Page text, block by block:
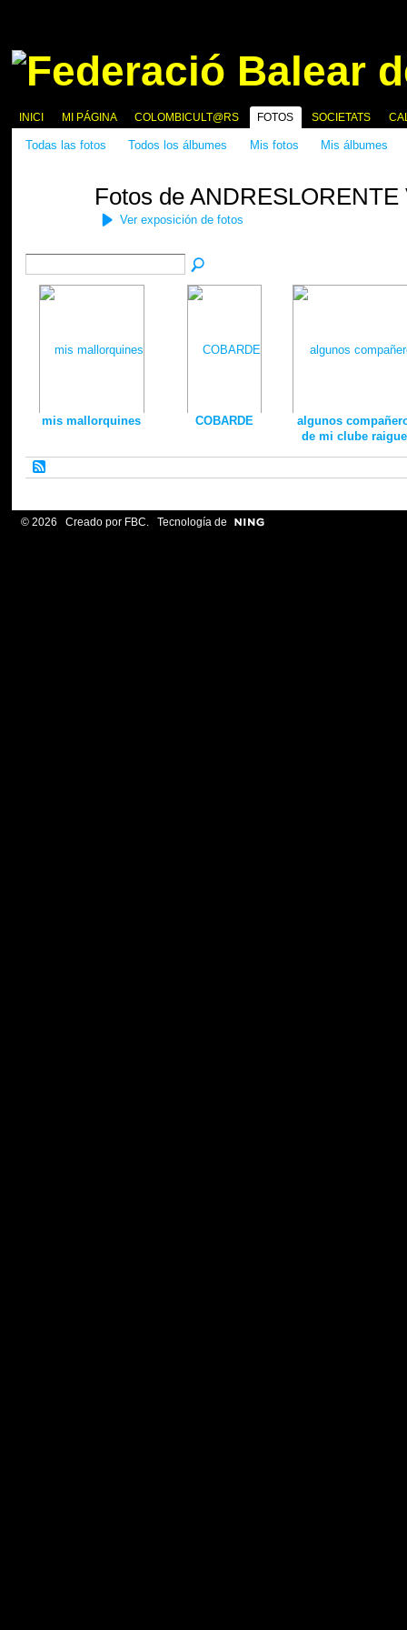
INICI MI PÁGINA COLOMBICULT@RS FOTOS SOCIETATS
Todas las fotos Todos los álbumes Mis fotos Mis álbumes
Fotos de
Ver exposición de fotos
mis mallorquines COBARDE
algunos
de mi clube
© 2026 Creado por FBC. Tecnología de